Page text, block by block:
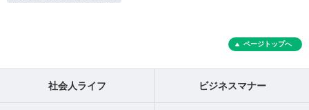
ページトップへ
社会人ライフ ビジネスマナー